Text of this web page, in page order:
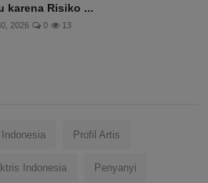
karena Risiko ...
2026 0 13
Profil Artis
Indonesia Penyanyi